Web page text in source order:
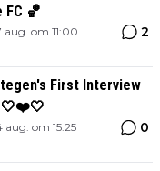
FC 🏀
aug. om 11:00 2
First Interview
🤍❤️🤍
aug. om 15:25 0